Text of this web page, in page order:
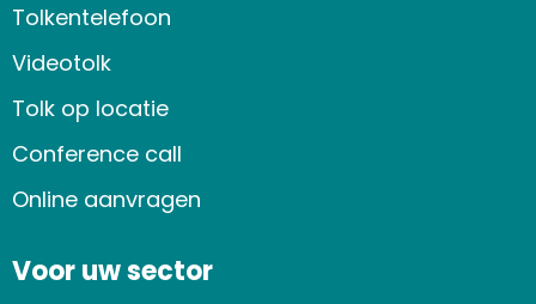
Tolkentelefoon
Videotolk
Tolk op locatie
Conference call
Online aanvragen
Voor uw sector